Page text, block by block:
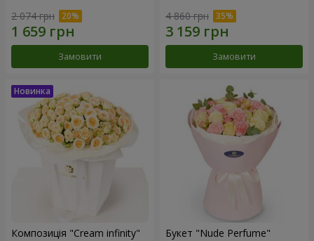
2 074 грн
Замовити
4 860 грн
Замовити
Композиція "Cream infinity" Букет "Nude Perfume"